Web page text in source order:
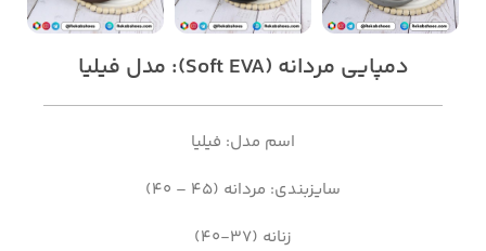
دمپایی مردانه (Soft EVA): مدل فیلیا
اسم مدل: فیلیا
سایزبندی: مردانه (45 – 40)
زنانه (37-40)